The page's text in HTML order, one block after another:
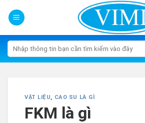
Tìm
kiếm:
VẬT LIỆU, CAO SU LÀ GÌ
FKM là gì